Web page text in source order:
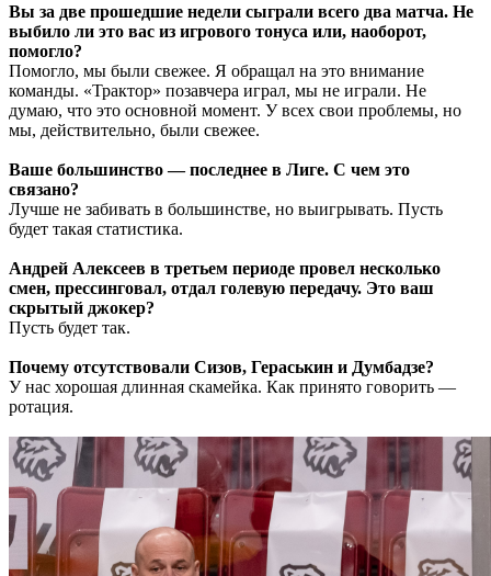
Вы за две прошедшие недели сыграли всего два матча. Не
выбило ли это вас из игрового тонуса или, наоборот,
помогло?
Помогло, мы были свежее. Я обращал на это внимание
команды. «Трактор» позавчера играл, мы не играли. Не
думаю, что это основной момент. У всех свои проблемы, но
мы, действительно, были свежее.
Ваше большинство — последнее в Лиге. С чем это
связано?
Лучше не забивать в большинстве, но выигрывать. Пусть
будет такая статистика.
Андрей Алексеев в третьем периоде провел несколько
смен, прессинговал, отдал голевую передачу. Это ваш
скрытый джокер?
Пусть будет так.
Почему отсутствовали Сизов, Гераськин и Думбадзе?
У нас хорошая длинная скамейка. Как принято говорить —
ротация.